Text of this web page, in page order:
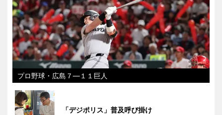
プロ野球・広島７―１１巨人
「デジポリス」普及呼び掛け